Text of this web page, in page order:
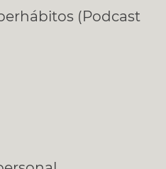
(Podcast